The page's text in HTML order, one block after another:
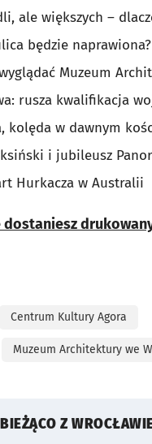
ale większych –
będzie naprawiona?
Muzeum
rusza kwalifikacja
kolęda w dawnym
i jubileusz
Hurkacza w Australii
dostaniesz
Centrum Kultury Agora
Muzeum Architektury we
Z